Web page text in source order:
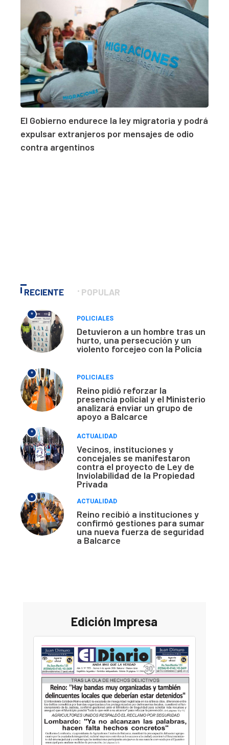
El Gobierno endurece la ley migratoria y podrá
expulsar extranjeros por mensajes de odio
contra argentinos
RECIENTE POPULAR
*
POLICIALES
Detuvieron a un hombre tras un
hurto, una persecución y un
violento forcejeo con la Policía
*
POLICIALES
Reino pidió reforzar la
presencia policial y el Ministerio
analizará enviar un grupo de
apoyo a Balcarce
*
ACTUALIDAD
Vecinos, instituciones y
concejales se manifestaron
contra el proyecto de Ley de
Inviolabilidad de la Propiedad
Privada
*
ACTUALIDAD
Reino recibió a instituciones y
confirmó gestiones para sumar
una nueva fuerza de seguridad
a Balcarce
Edición Impresa